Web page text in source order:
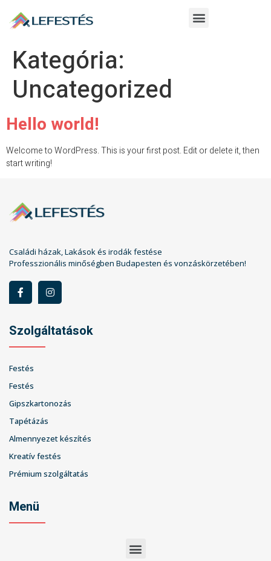
Kategória:
Uncategorized
Hello world!
Welcome to WordPress. This is your first post. Edit or delete it, then
start writing!
Családi házak, Lakások és irodák festése
Professzionális minőségben Budapesten és vonzáskörzetében!
Szolgáltatások
Festés
Festés
Gipszkartonozás
Tapétázás
Almennyezet készítés
Kreatív festés
Prémium szolgáltatás
Menü